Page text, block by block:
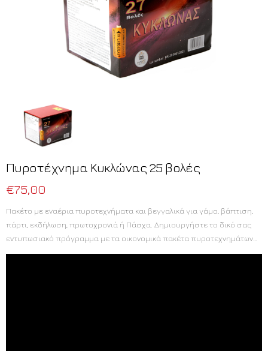
Πυροτέχνημα Κυκλώνας 25 βολές
€75,00
Πακέτο με εναέρια πυροτεχνήματα και βεγγαλικά για γάμο, βάπτιση,
πάρτι, εκδήλωση, πρωτοχρονιά ή Πάσχα. Δημιουργήστε το δικό σας
εντυπωσιακό πρόγραμμα με τα οικονομικά πακέτα πυροτεχνημάτων
που διαθέτουμε για χρήση από ιδιώτες.